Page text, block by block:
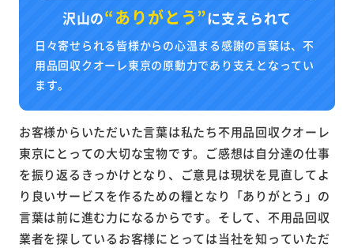
沢山の“ありがとう”に支えられて
日々寄せられる皆様からの心温まる感謝の言葉は、不
用品回収クオーレ東京の原動力であり支えとなってい
ます。
お客様からいただいた言葉は私たち不用品回収クオーレ
東京にとっての大切な宝物です。ご感想は自分達の仕事
を振り返るきっかけとなり、ご意見は現状を見直してよ
り良いサービスを作るための糧となり「ありがとう」の
言葉は前に進む力になるからです。そして、不用品回収
業者を探しているお客様にとっては当社を知っていただ